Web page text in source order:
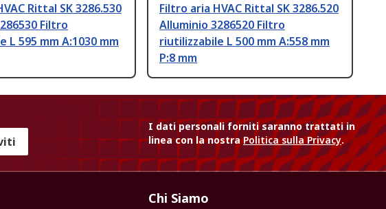
Rittal SK 3286.530
Filtro
L 595 mm A:1030 mm
Filtro aria HVAC Rittal SK 3286.520
Alluminio 3286520 Filtro
riutilizzabile L 500 mm A:558 mm
P:8 mm
I dati personali forniti saranno trattati in
linea con la nostraPolitica sulla Privacy.
Chi Siamo